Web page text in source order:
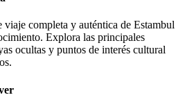
viaje completa y auténtica de Estambul
Explora las principales
ocultas y puntos de interés cultural